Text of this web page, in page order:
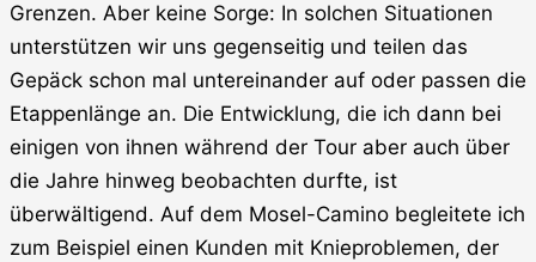
Grenzen. Aber keine Sorge: In solchen Situationen
unterstützen wir uns gegenseitig und teilen das
Gepäck schon mal untereinander auf oder passen die
Etappenlänge an. Die Entwicklung, die ich dann bei
einigen von ihnen während der Tour aber auch über
die Jahre hinweg beobachten durfte, ist
überwältigend. Auf dem Mosel-Camino begleitete ich
zum Beispiel einen Kunden mit Knieproblemen, der